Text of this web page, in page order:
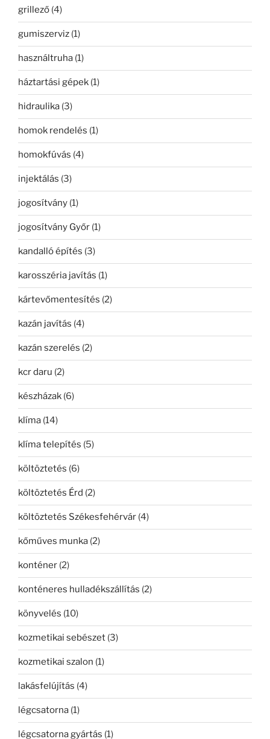
grillező (4)
gumiszerviz (1)
használtruha (1)
háztartási gépek (1)
hidraulika (3)
homok rendelés (1)
homokfúvás (4)
injektálás (3)
jogosítvány (1)
jogosítvány Győr (1)
kandalló építés (3)
karosszéria javítás (1)
kártevőmentesítés (2)
kazán javítás (4)
kazán szerelés (2)
kcr daru (2)
készházak (6)
klíma (14)
klíma telepítés (5)
költöztetés (6)
költöztetés Érd (2)
költöztetés Székesfehérvár (4)
kőműves munka (2)
konténer (2)
konténeres hulladékszállítás (2)
könyvelés (10)
kozmetikai sebészet (3)
kozmetikai szalon (1)
lakásfelújítás (4)
légcsatorna (1)
légcsatorna gyártás (1)